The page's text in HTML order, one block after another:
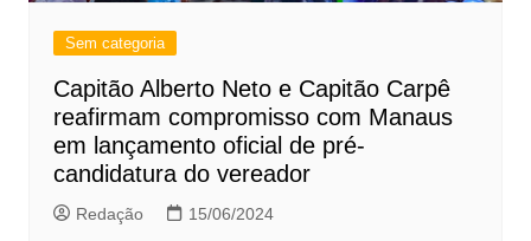
Sem categoria
Capitão Alberto Neto e Capitão Carpê
reafirmam compromisso com Manaus
em lançamento oficial de pré-
candidatura do vereador
Redação 15/06/2024